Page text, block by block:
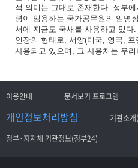
적 의미는 그대로 존재한다. 정부
령이 임용하는 국가공무원의 임명
서에 지금도 국새를 사용하고 있다
인장의 형태로, 서양(미국, 영국,
사용되고 있으며, 그 사용처는 우
이용안내 문서보기 프로그램
개인정보처리방침
기관소
정부·지자체 기관정보(정부24)